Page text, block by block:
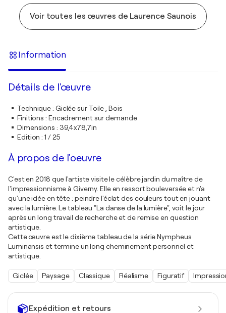
Expédition et retours
Voir toutes les œuvres de Laurence Saunois
Information
Détails de l'œuvre
Technique: Giclée sur Toile , Bois
Finitions : Encadrement sur demande
Dimensions : 39,4x78,7in
Edition :1 / 25
À propos de l'oeuvre
C'est en 2018 que l'artiste visite le célèbre jardin du maître de
l'impressionnisme à Giverny. Elle en ressort bouleversée et n'a
qu'une idée en tête : peindre l'éclat des couleurs tout en jouant
avec la lumière. Le tableau "La danse de la lumière", voit le jour
après un long travail de recherche et de remise en question
artistique.
Cette œuvre est le dixième tableau de la série Nympheus
Luminansis et termine un long cheminement personnel et
artistique.
Giclée Paysage Classique Réalisme Figuratif